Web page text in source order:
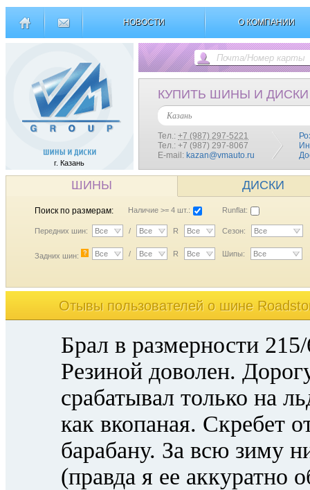
НОВОСТИ О КОМПАНИИ
г. Казань
КУПИТЬ ШИНЫ И ДИСКИ
Казань
Тел.: +7 (987) 297-5221
Тел.: +7 (987) 297-8067
E-mail: kazan@vmauto.ru
ШИНЫ ДИСКИ
Поиск по размерам: Наличие >= 4 шт.: Runflat:
Передних шин: Все / Все R Все Сезон: Все
Задних шин: ? Все / Все R Все Шипы: Все
Отывы пользователей o шине
Брал в размерности
Резиной доволен.
срабатывал только на
как вкопаная. Скребет
барабану. За всю зиму
(правда я ее аккуратно